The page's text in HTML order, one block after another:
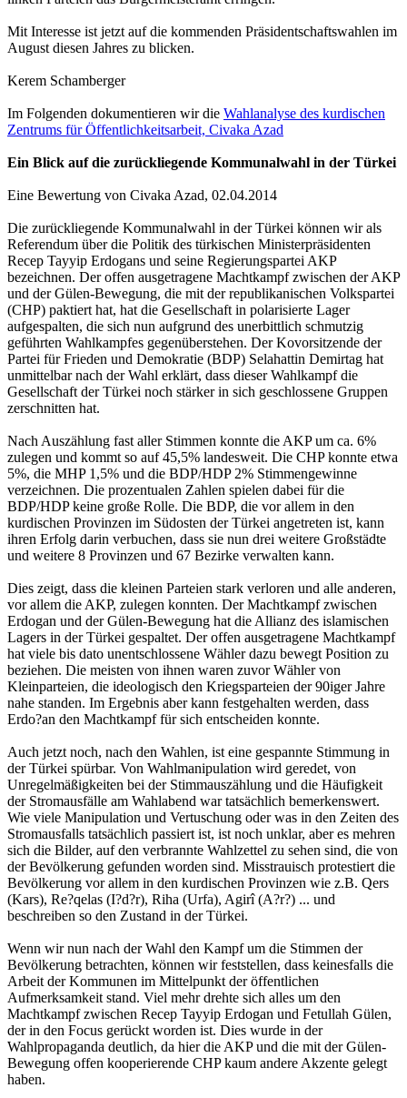
Mit Interesse ist jetzt auf die kommenden Präsidentschaftswahlen im
August diesen Jahres zu blicken.
Kerem Schamberger
Im Folgenden dokumentieren wir die Wahlanalyse des kurdischen
Zentrums für Öffentlichkeitsarbeit, Civaka Azad
Ein Blick auf die zurückliegende Kommunalwahl in der Türkei
Eine Bewertung von Civaka Azad, 02.04.2014
Die zurückliegende Kommunalwahl in der Türkei können wir als
Referendum über die Politik des türkischen Ministerpräsidenten
Recep Tayyip Erdogans und seine Regierungspartei AKP
bezeichnen. Der offen ausgetragene Machtkampf zwischen der AKP
und der Gülen-Bewegung, die mit der republikanischen Volkspartei
(CHP) paktiert hat, hat die Gesellschaft in polarisierte Lager
aufgespalten, die sich nun aufgrund des unerbittlich schmutzig
geführten Wahlkampfes gegenüberstehen. Der Kovorsitzende der
Partei für Frieden und Demokratie (BDP) Selahattin Demirtag hat
unmittelbar nach der Wahl erklärt, dass dieser Wahlkampf die
Gesellschaft der Türkei noch stärker in sich geschlossene Gruppen
zerschnitten hat.
Nach Auszählung fast aller Stimmen konnte die AKP um ca. 6%
zulegen und kommt so auf 45,5% landesweit. Die CHP konnte etwa
5%, die MHP 1,5% und die BDP/HDP 2% Stimmengewinne
verzeichnen. Die prozentualen Zahlen spielen dabei für die
BDP/HDP keine große Rolle. Die BDP, die vor allem in den
kurdischen Provinzen im Südosten der Türkei angetreten ist, kann
ihren Erfolg darin verbuchen, dass sie nun drei weitere Großstädte
und weitere 8 Provinzen und 67 Bezirke verwalten kann.
Dies zeigt, dass die kleinen Parteien stark verloren und alle anderen,
vor allem die AKP, zulegen konnten. Der Machtkampf zwischen
Erdogan und der Gülen-Bewegung hat die Allianz des islamischen
Lagers in der Türkei gespaltet. Der offen ausgetragene Machtkampf
hat viele bis dato unentschlossene Wähler dazu bewegt Position zu
beziehen. Die meisten von ihnen waren zuvor Wähler von
Kleinparteien, die ideologisch den Kriegsparteien der 90iger Jahre
nahe standen. Im Ergebnis aber kann festgehalten werden, dass
Erdo?an den Machtkampf für sich entscheiden konnte.
Auch jetzt noch, nach den Wahlen, ist eine gespannte Stimmung in
der Türkei spürbar. Von Wahlmanipulation wird geredet, von
Unregelmäßigkeiten bei der Stimmauszählung und die Häufigkeit
der Stromausfälle am Wahlabend war tatsächlich bemerkenswert.
Wie viele Manipulation und Vertuschung oder was in den Zeiten des
Stromausfalls tatsächlich passiert ist, ist noch unklar, aber es mehren
sich die Bilder, auf den verbrannte Wahlzettel zu sehen sind, die von
der Bevölkerung gefunden worden sind. Misstrauisch protestiert die
Bevölkerung vor allem in den kurdischen Provinzen wie z.B. Qers
(Kars), Re?qelas (I?d?r), Riha (Urfa), Agirî (A?r?) ... und
beschreiben so den Zustand in der Türkei.
Wenn wir nun nach der Wahl den Kampf um die Stimmen der
Bevölkerung betrachten, können wir feststellen, dass keinesfalls die
Arbeit der Kommunen im Mittelpunkt der öffentlichen
Aufmerksamkeit stand. Viel mehr drehte sich alles um den
Machtkampf zwischen Recep Tayyip Erdogan und Fetullah Gülen,
der in den Focus gerückt worden ist. Dies wurde in der
Wahlpropaganda deutlich, da hier die AKP und die mit der Gülen-
Bewegung offen kooperierende CHP kaum andere Akzente gelegt
haben.